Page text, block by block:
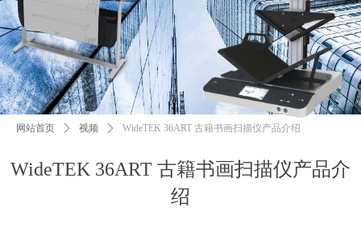
WideTEK 36ART 古籍书画扫描仪产品介
绍
网站首页 ꄲ 视频 ꄲ WideTEK 36ART 古籍书画扫描仪产品介绍